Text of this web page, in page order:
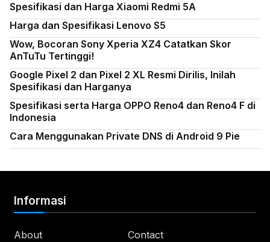
Spesifikasi dan Harga Xiaomi Redmi 5A
Harga dan Spesifikasi Lenovo S5
Wow, Bocoran Sony Xperia XZ4 Catatkan Skor
AnTuTu Tertinggi!
Google Pixel 2 dan Pixel 2 XL Resmi Dirilis, Inilah
Spesifikasi dan Harganya
Spesifikasi serta Harga OPPO Reno4 dan Reno4 F di
Indonesia
Cara Menggunakan Private DNS di Android 9 Pie
Informasi
About
Contact